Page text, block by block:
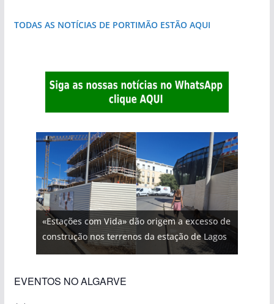
TODAS AS NOTÍCIAS DE PORTIMÃO ESTÃO AQUI
«Estações com Vida» dão origem a excesso de
construção nos terrenos da estação de Lagos
EVENTOS NO ALGARVE